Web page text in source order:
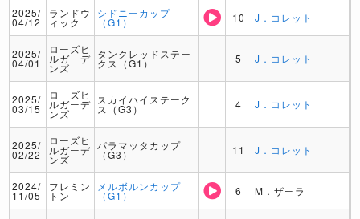
2025/
04/12
ランドウ
ィック
シドニーカップ
（G1） 10 J．コレット
2025/
04/01
ローズヒ
ルガーデ
ンズ
タンクレッドステー
クス（G1） 5 J．コレット
2025/
03/15
ローズヒ
ルガーデ
ンズ
スカイハイステーク
ス（G3） 4 J．コレット
2025/
02/22
ローズヒ
ルガーデ
ンズ
パラマッタカップ
（G3） 11 J．コレット
2024/
11/05
フレミン
トン
メルボルンカップ
（G1） 6 M．ザーラ